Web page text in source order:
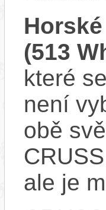
(513
které
není
obě
ale je